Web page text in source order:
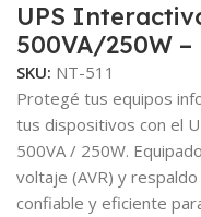
UPS
500VA/250W –
SKU: NT-511
Protegé tus equipos
tus dispositivos con el
500VA / 250W.
voltaje (AVR) y
confiable y eficiente